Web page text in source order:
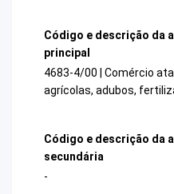
Código e descrição da
principal
4683-4/00 | Comércio
agrícolas, adubos,
Código e descrição da
secundária
-